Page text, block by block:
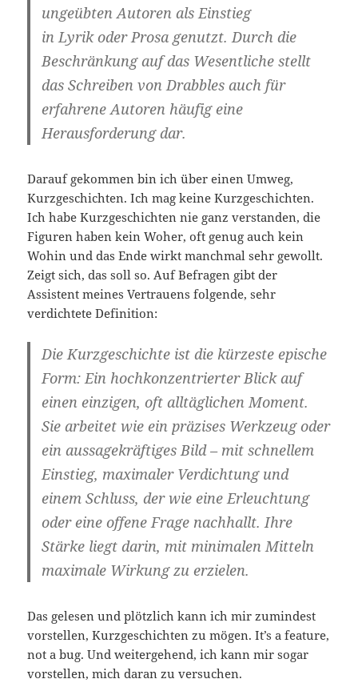
ungeübten Autoren als Einstieg
in Lyrik oder Prosa genutzt. Durch die
Beschränkung auf das Wesentliche stellt
das Schreiben von Drabbles auch für
erfahrene Autoren häufig eine
Herausforderung dar.
Darauf gekommen bin ich über einen Umweg,
Kurzgeschichten. Ich mag keine Kurzgeschichten.
Ich habe Kurzgeschichten nie ganz verstanden, die
Figuren haben kein Woher, oft genug auch kein
Wohin und das Ende wirkt manchmal sehr gewollt.
Zeigt sich, das soll so. Auf Befragen gibt der
Assistent meines Vertrauens folgende, sehr
verdichtete Definition:
Die Kurzgeschichte ist die kürzeste epische
Form: Ein hochkonzentrierter Blick auf
einen einzigen, oft alltäglichen Moment.
Sie arbeitet wie ein präzises Werkzeug oder
ein aussagekräftiges Bild – mit schnellem
Einstieg, maximaler Verdichtung und
einem Schluss, der wie eine Erleuchtung
oder eine offene Frage nachhallt. Ihre
Stärke liegt darin, mit minimalen Mitteln
maximale Wirkung zu erzielen.
Das gelesen und plötzlich kann ich mir zumindest
vorstellen, Kurzgeschichten zu mögen. It’s a feature,
not a bug. Und weitergehend, ich kann mir sogar
vorstellen, mich daran zu versuchen.